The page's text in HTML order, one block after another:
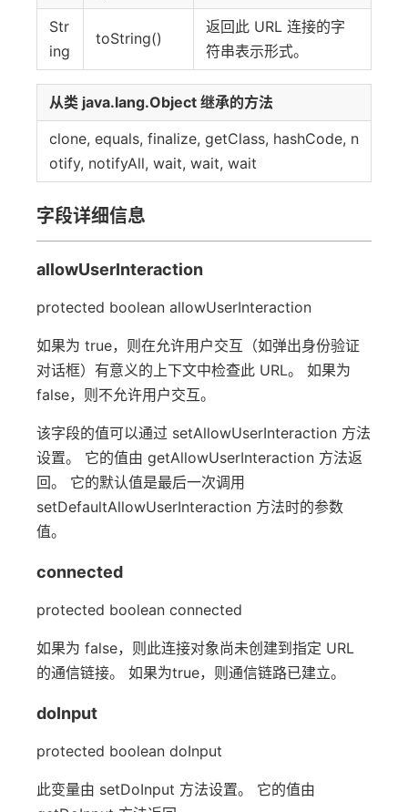
Str
ing
toString()
返回此 URL 连接的字
符串表示形式。
从类 java.lang.Object 继承的方法
clone, equals, finalize, getClass, hashCode, n
otify, notifyAll, wait, wait, wait
字段详细信息
allowUserInteraction
protected boolean allowUserInteraction
如果为 true，则在允许用户交互（如弹出身份验证
对话框）有意义的上下文中检查此 URL。 如果为
false，则不允许用户交互。
该字段的值可以通过 setAllowUserInteraction 方法
设置。 它的值由 getAllowUserInteraction 方法返
回。 它的默认值是最后一次调用
setDefaultAllowUserInteraction 方法时的参数
值。
connected
protected boolean connected
如果为 false，则此连接对象尚未创建到指定 URL
的通信链接。 如果为true，则通信链路已建立。
doInput
protected boolean doInput
此变量由 setDoInput 方法设置。 它的值由